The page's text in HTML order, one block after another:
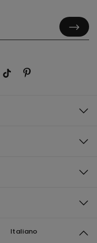
Italiano